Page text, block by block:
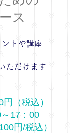
ス
トや講座
ただけます
（税込）
17：00
円/税込）